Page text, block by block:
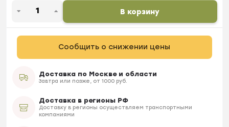
В корзину
Сообщить о снижении цены
Доставка по Москве и области
Завтра или позже, от 1000 руб.
Доставка в регионы РФ
Доставку в регионы осуществляем транспортными
компаниями